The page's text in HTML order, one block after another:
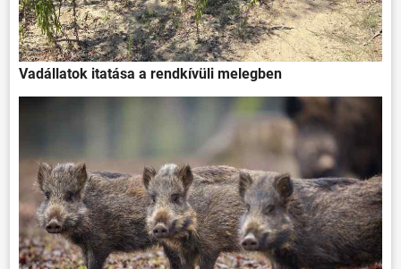
ÖNKORMÁNYZAT
ÜGYINTÉZÉS
KÖZÖSSÉG
Vadállatok itatása a rendkívüli melegben